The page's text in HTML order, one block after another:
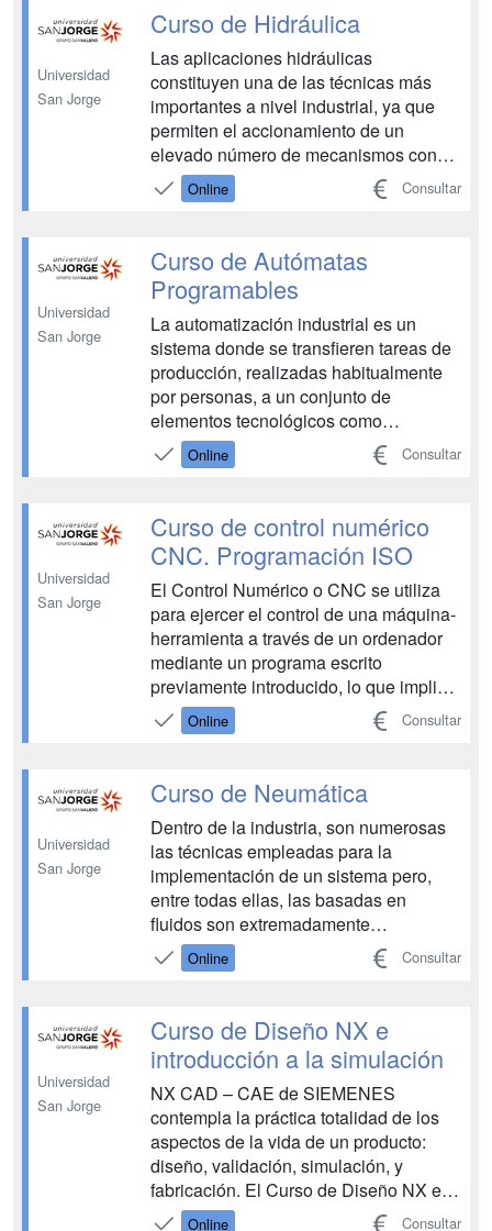
de coches híbridos y coches eléctricos
que ya se empiezan a ver ...
Universidad
San Jorge
Curso de Hidráulica
Las aplicaciones hidráulicas
constituyen una de las técnicas más
importantes a nivel industrial, ya que
permiten el accionamiento de un
elevado número de mecanismos con
unas prestaciones que muy pocas
tecnologías llegan a cubrir. Por ello, los
materia de ingeniería hidráulica,
capaces de abordar su instalació...
Online Consultar
Universidad
San Jorge
Curso de Autómatas
Programables
La automatización industrial es un
sistema donde se transfieren tareas de
producción, realizadas habitualmente
por personas, a un conjunto de
elementos tecnológicos como
elementos mecánicos, electro-
mecánicos, fluidos, etc., todos ellos
denominado autómata programable. Un
sistema automatizado mejorará la
produc...
Online Consultar
Universidad
San Jorge
Curso de control numérico
CNC. Programación ISO
El Control Numérico o CNC se utiliza
para ejercer el control de una máquina-
herramienta a través de un ordenador
mediante un programa escrito
previamente introducido, lo que implica
el conocimiento de un determinado
lenguaje de programación. Hoy día
profesionales de las empresas
modernas de mecanizado la formación
en...
Online Consultar
Universidad
San Jorge
Curso de Neumática
Dentro de la industria, son numerosas
las técnicas empleadas para la
implementación de un sistema pero,
entre todas ellas, las basadas en
fluidos son extremadamente
importantes. Es el caso de la
neumática, basada en el aire
prácticamente en cualquier
automatismo industrial. Durante el
desarrollo del Curso de Neumá...
Online Consultar
Universidad
San Jorge
Curso de Diseño NX e
introducción a la simulación
NX CAD – CAE de SIEMENES
contempla la práctica totalidad de los
aspectos de la vida de un producto:
diseño, validación, simulación, y
fabricación. El Curso de Diseño NX e
Introducción a la Simulación, te
Online Consultar